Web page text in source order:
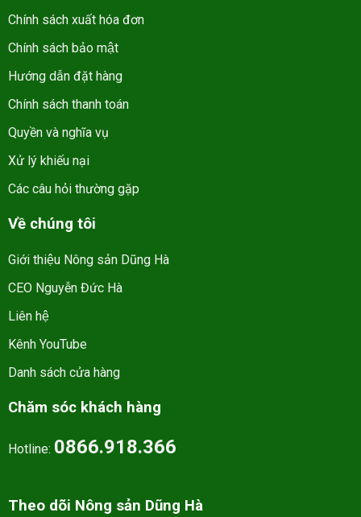
Chính sách xuất hóa đơn
Chính sách bảo mật
Hướng dẫn đặt hàng
Chính sách thanh toán
Quyền và nghĩa vụ
Xử lý khiếu nại
Các câu hỏi thường gặp
Về chúng tôi
Giới thiệu Nông sản Dũng Hà
CEO Nguyễn Đức Hà
Liên hệ
Kênh YouTube
Danh sách cửa hàng
Chăm sóc khách hàng
Hotline: 0866.918.366
Theo dõi Nông sản Dũng Hà